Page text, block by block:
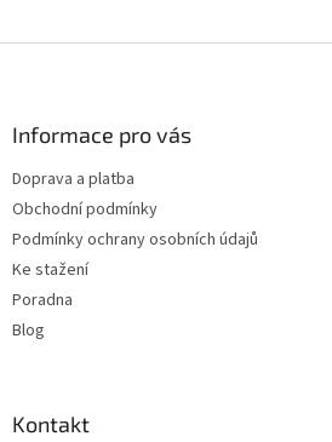
Informace pro vás
Doprava a platba
Obchodní podmínky
Podmínky ochrany osobních údajů
Ke stažení
Poradna
Blog
Kontakt